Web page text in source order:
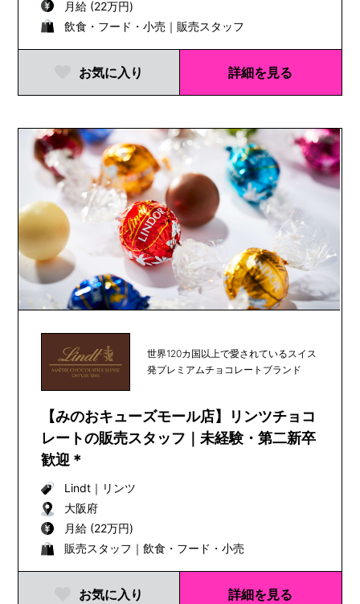
月給 (22万円)
飲食・フード・小売｜販売スタッフ
お気に入り 詳細を見る
世界120カ国以上で愛されているスイス
発プレミアムチョコレートブランド
【みのおキューズモール店】リンツチョコ
レートの販売スタッフ｜未経験・第二新卒
歓迎＊
Lindt｜ リンツ
大阪府
月給 (22万円)
販売スタッフ｜飲食・フード・小売
お気に入り 詳細を見る